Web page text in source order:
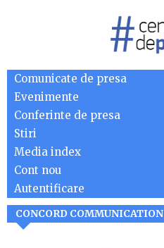
Comunicate de presa
Evenimente
Conferinte de presa
Stiri
Media index
Cont nou
Autentificare
CONCORD COMMUNICATION